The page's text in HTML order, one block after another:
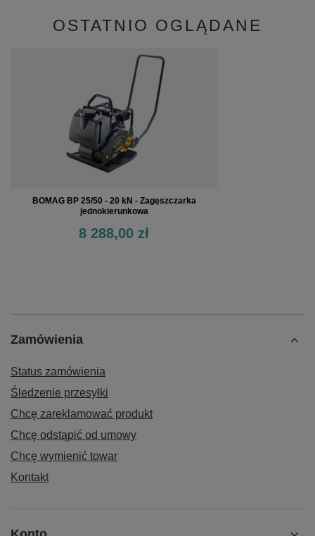
OSTATNIO OGLĄDANE
BOMAG BP 25/50 - 20 kN - Zagęszczarka
jednokierunkowa
8 288,00 zł
Zamówienia
Status zamówienia
Śledzenie przesyłki
Chcę zareklamować produkt
Chcę odstąpić od umowy
Chcę wymienić towar
Kontakt